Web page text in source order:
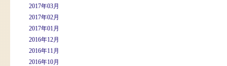
2017年03月
2017年02月
2017年01月
2016年12月
2016年11月
2016年10月